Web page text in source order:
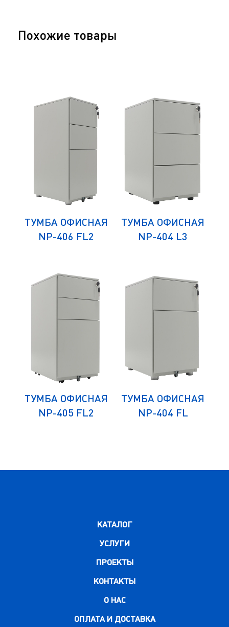
Похожие товары
ТУМБА ОФИСНАЯ
NP-406 FL2
ТУМБА ОФИСНАЯ
NP-405 FL2
ТУМБА ОФИСНАЯ
NP-404 L3
ТУМБА ОФИСНАЯ
NP-404 FL
КАТАЛОГ
УСЛУГИ
ПРОЕКТЫ
КОНТАКТЫ
О НАС
ОПЛАТА И ДОСТАВКА